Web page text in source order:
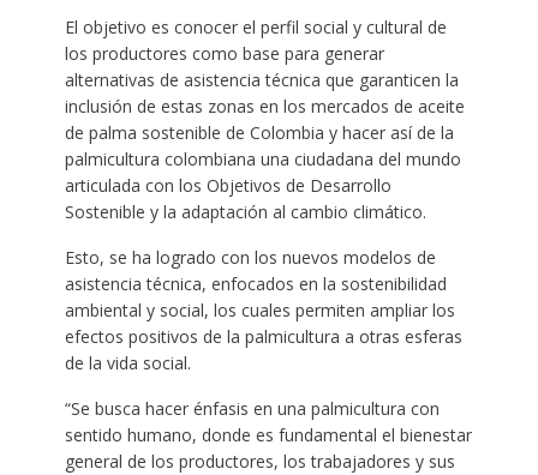
El objetivo es conocer el perfil social y cultural de
los productores como base para generar
alternativas de asistencia técnica que garanticen la
inclusión de estas zonas en los mercados de aceite
de palma sostenible de Colombia y hacer así de la
palmicultura colombiana una ciudadana del mundo
articulada con los Objetivos de Desarrollo
Sostenible y la adaptación al cambio climático.
Esto, se ha logrado con los nuevos modelos de
asistencia técnica, enfocados en la sostenibilidad
ambiental y social, los cuales permiten ampliar los
efectos positivos de la palmicultura a otras esferas
de la vida social.
“Se busca hacer énfasis en una palmicultura con
sentido humano, donde es fundamental el bienestar
general de los productores, los trabajadores y sus